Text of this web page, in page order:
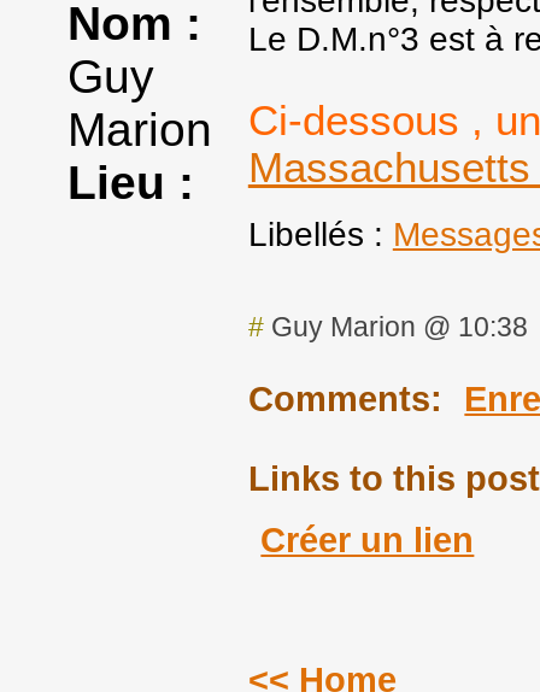
Le D.M.n°3 est à
Ci-dessous ,
Libellés :
#Guy Marion @ 10:38
Comments:
Links to this
Créer un lien
<< Home
Nom :
Guy
Marion
Lieu :